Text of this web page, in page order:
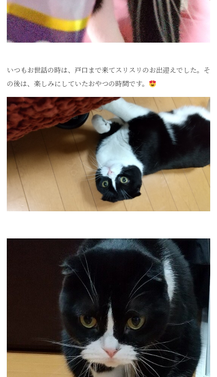
いつもお世話の時は、戸口まで来てスリスリのお出迎えでした。そ
の後は、楽しみにしていたおやつの時間です。